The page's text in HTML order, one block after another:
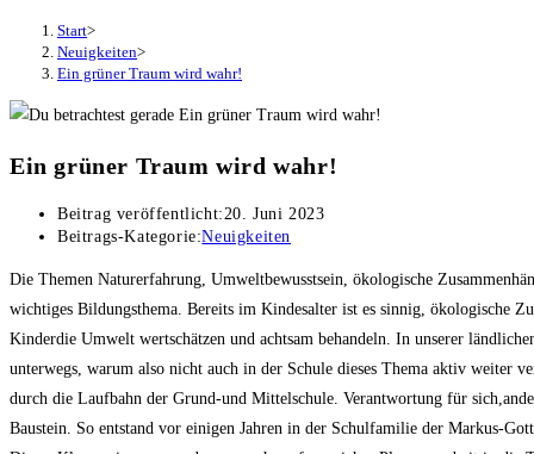
Start>
Neuigkeiten>
Ein grüner Traum wird wahr!
Ein grüner Traum wird wahr!
Beitrag veröffentlicht:20. Juni 2023
Beitrags-Kategorie:Neuigkeiten
Die Themen Naturerfahrung, Umweltbewusstsein, ökologische
wichtiges Bildungsthema. Bereits im Kindesalter ist es sinnig, ökologische
Kinderdie Umwelt wertschätzen und achtsam behandeln. In unserer
unterwegs, warum also nicht auch in der Schule dieses Thema aktiv weiter
durch die Laufbahn der Grund-und Mittelschule. Verantwortung für
Baustein. So entstand vor einigen Jahren in der Schulfamilie der Markus-